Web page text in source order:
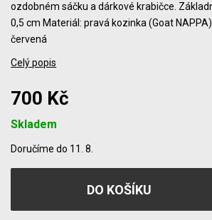
ozdobném sáčku a dárkové krabičce.
0,5 cm Materiál: pravá kozinka (Goat
červená
Celý popis
700 Kč
Skladem
Doručíme do 11. 8.